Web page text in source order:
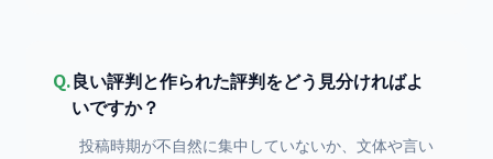
Q.良い評判と作られた評判をどう見分ければよ
いですか？
投稿時期が不自然に集中していないか、文体や言い